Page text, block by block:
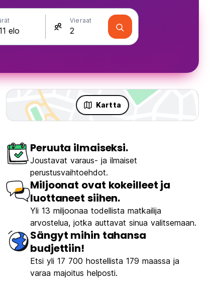
Vieraat
Kartta
Peruuta ilmaiseksi.
Joustavat varaus- ja ilmaiset
perustusvaihtoehdot.
Miljoonat ovat kokeilleet ja
luottaneet siihen.
Yli 13 miljoonaa todellista matkailija
arvostelua, jotka auttavat sinua valitsemaan.
Sängyt mihin tahansa
budjettiin!
Etsi yli 17 700 hostellista 179 maassa ja
varaa majoitus helposti.